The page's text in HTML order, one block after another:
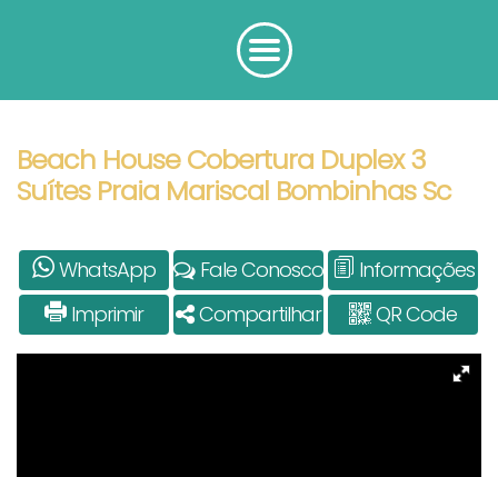
Beach House Cobertura Duplex 3
Suítes Praia Mariscal Bombinhas Sc
WhatsApp Fale Conosco
Informações
Imprimir
Compartilhar QR Code